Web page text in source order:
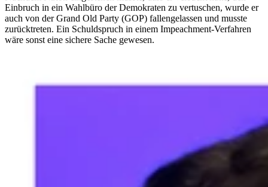
Einbruch in ein Wahlbüro der Demokraten zu vertuschen, wurde er
auch von der Grand Old Party (GOP) fallengelassen und musste
zurücktreten. Ein Schuldspruch in einem Impeachment-Verfahren
wäre sonst eine sichere Sache gewesen.